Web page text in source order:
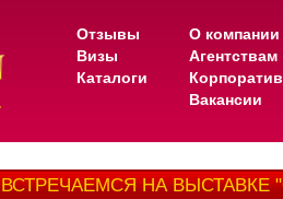
Отзывы
Визы
Каталоги
О компании
Агентствам
Вакансии
ВСТРЕЧАЕМСЯ НА ВЫСТАВКЕ